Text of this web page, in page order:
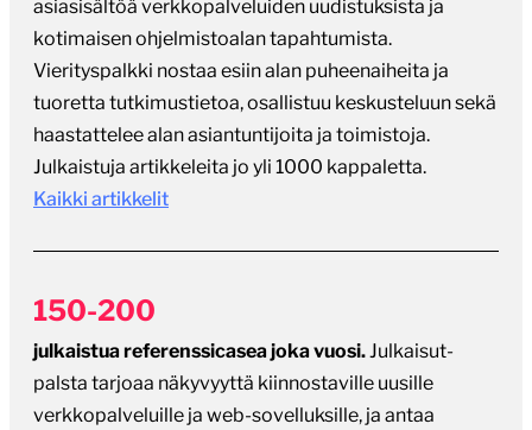
asiasisältöä verkkopalveluiden uudistuksista ja
kotimaisen ohjelmistoalan tapahtumista.
Vierityspalkki nostaa esiin alan puheenaiheita ja
tuoretta tutkimustietoa, osallistuu keskusteluun sekä
haastattelee alan asiantuntijoita ja toimistoja.
Julkaistuja artikkeleita jo yli 1000 kappaletta.
Kaikki artikkelit
150-200
julkaistua referenssicasea joka vuosi.Julkaisut-
palsta tarjoaa näkyvyyttä kiinnostaville uusille
verkkopalveluille ja web-sovelluksille, ja antaa